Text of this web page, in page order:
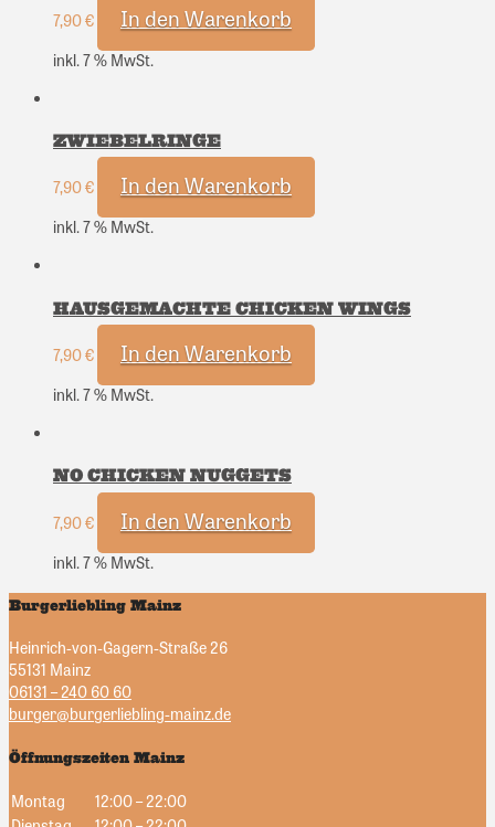
7,90€ In den Warenkorb
inkl. 7 % MwSt.
ZWIEBELRINGE
7,90€ In den Warenkorb
inkl. 7 % MwSt.
HAUSGEMACHTE CHICKEN WINGS
7,90€ In den Warenkorb
inkl. 7 % MwSt.
NO CHICKEN NUGGETS
7,90€ In den Warenkorb
inkl. 7 % MwSt.
Burgerliebling Mainz
Heinrich-von-Gagern-Straße 26
55131 Mainz
06131 – 240 60 60
burger@burgerliebling-mainz.de
Öffnungszeiten Mainz
Montag
12:00 – 22:00